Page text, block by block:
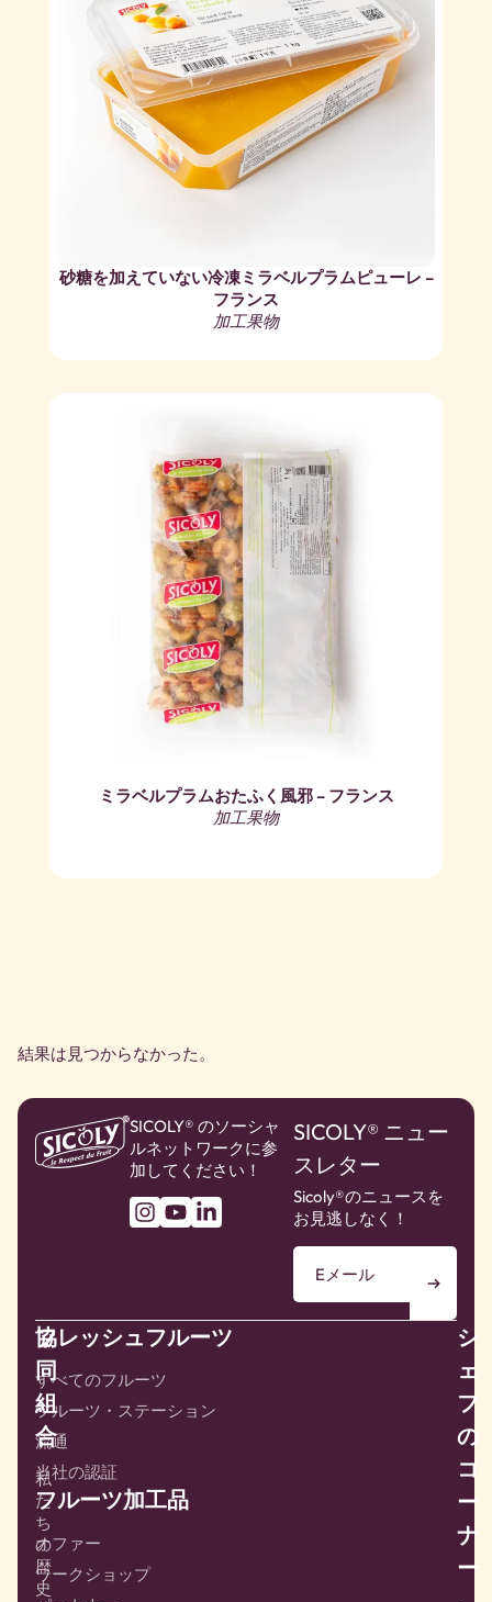
砂糖を加えていない冷凍ミラベルプラムピューレ –
フランス
加工果物
ミラベルプラムおたふく風邪 – フランス
加工果物
結果は見つからなかった。
SICOLY® のソーシャ
ルネットワークに参
加してください！
SICOLY® ニュー
スレター
Sicoly®のニュースを
お見逃しなく！
協
同
組
合
私
た
ち
の
歴
史
フレッシュフルーツ
すべてのフルーツ
フルーツ・ステーション
流通
当社の認証
フルーツ加工品
オファー
ワークショップ
シ
ェ
フ
の
コ
ー
ナ
ー